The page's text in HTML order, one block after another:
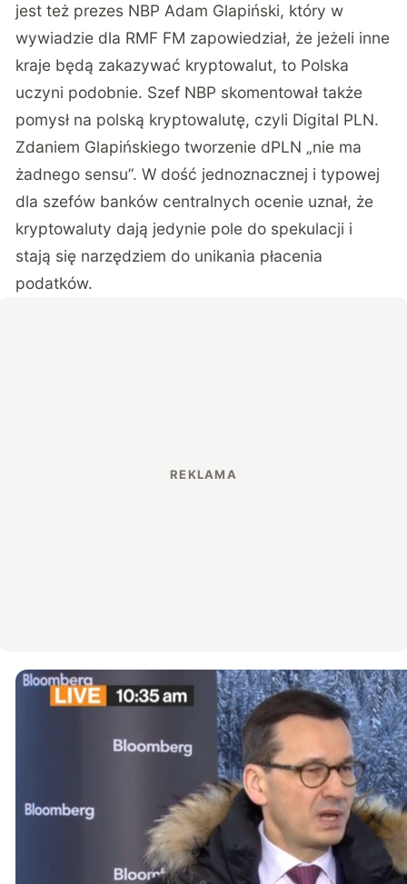
jest też prezes NBP Adam Glapiński, który w
wywiadzie dla RMF FM zapowiedział, że jeżeli inne
kraje będą zakazywać kryptowalut, to Polska
uczyni podobnie. Szef NBP skomentował także
pomysł na polską kryptowalutę, czyli Digital PLN.
Zdaniem Glapińskiego tworzenie dPLN „nie ma
żadnego sensu”. W dość jednoznacznej i typowej
dla szefów banków centralnych ocenie uznał, że
kryptowaluty dają jedynie pole do spekulacji i
stają się narzędziem do unikania płacenia
podatków.